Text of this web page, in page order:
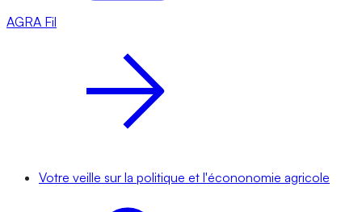
AGRA Fil
Votre veille sur la politique et l'écononomie agricole